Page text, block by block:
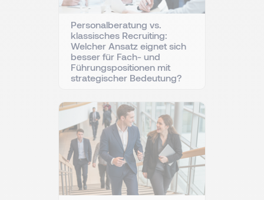
Personalberatung vs.
klassisches Recruiting:
Welcher Ansatz eignet sich
besser für Fach- und
Führungspositionen mit
strategischer Bedeutung?